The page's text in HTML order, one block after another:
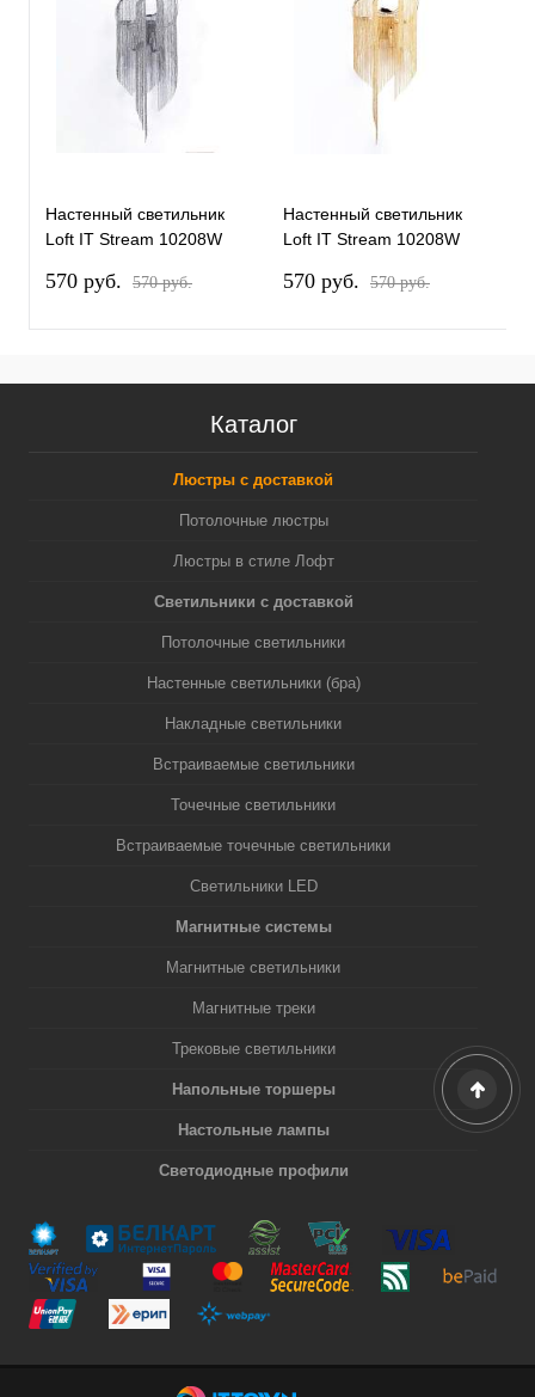
Настенный светильник
Loft IT Stream 10208W
570 pуб. 570 pуб.
Настенный светильник
Loft IT Stream 10208W
570 pуб. 570 pуб.
Каталог
Люстры с доставкой
Потолочные люстры
Люстры в стиле Лофт
Светильники с доставкой
Потолочные светильники
Настенные светильники (бра)
Накладные светильники
Встраиваемые светильники
Точечные светильники
Встраиваемые точечные светильники
Светильники LED
Магнитные системы
Магнитные светильники
Магнитные треки
Трековые светильники
Напольные торшеры
Настольные лампы
Светодиодные профили